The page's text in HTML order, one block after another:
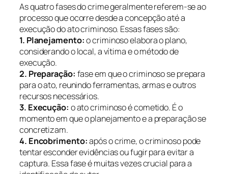
As quatro fases do crime geralmente referem-se ao
processo que ocorre desde a concepção até a
execução do ato criminoso. Essas fases são:
1. Planejamento:o criminoso elabora o plano,
considerando o local, a vítima e o método de
execução.
2. Preparação: fase em que o criminoso se prepara
para o ato, reunindo ferramentas, armas e outros
recursos necessários.
3. Execução: o ato criminoso é cometido. É o
momento em que o planejamento e a preparação se
concretizam.
4. Encobrimento:após o crime, o criminoso pode
tentar esconder evidências ou fugir para evitar a
captura. Essa fase é muitas vezes crucial para a